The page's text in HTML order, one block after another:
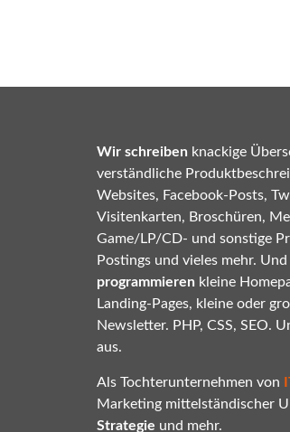
Wir schreiben knackige
verständliche
Websites, Facebook-Posts,
Visitenkarten, Broschüren,
Game/LP/CD- und sonstige
Postings und vieles mehr.
programmieren kleine
Landing-Pages, kleine oder
Newsletter. PHP, CSS, SEO.
aus.
Als Tochterunternehmen von
Marketing mittelständischer
Strategie und mehr.